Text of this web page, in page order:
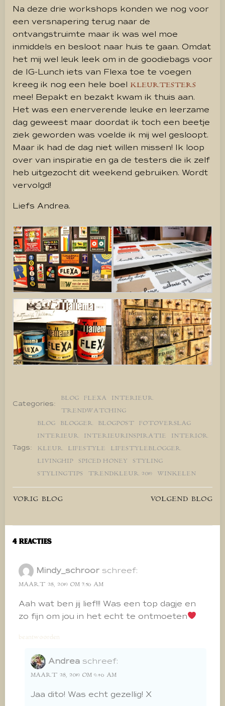
Na deze drie workshops konden we nog voor
een versnapering terug naar de
ontvangstruimte maar ik was wel moe
inmiddels en besloot naar huis te gaan. Omdat
het mij wel leuk leek om in de goodiebags voor
de IG-Lunch iets van Flexa toe te voegen
kreeg ik nog een hele boel KLEURTESTERS
mee! Bepakt en bezakt kwam ik thuis aan.
Het was een enerverende leuke en leerzame
dag geweest maar doordat ik toch een beetje
ziek geworden was voelde ik mij wel gesloopt.
Maar ik had de dag niet willen missen! Ik loop
over van inspiratie en ga de testers die ik zelf
heb uitgezocht dit weekend gebruiken. Wordt
vervolgd!
Liefs Andrea.
Categories:
BLOG FLEXA
INTERIEUR
TRENDWATCHING
Tags:
BLOG BLOGGER BLOGPOST
FOTOVERSLAG
INTERIEUR
INTERIEURINSPIRATIE
INTERIOR
KLEUR
LIFESTYLE
LIFESTYLEBLOGGER
LIVINGHIP
SPICED HONEY
STYLING
STYLINGTIPS
TRENDKLEUR 2019 WINKELEN
Bericht
navigatie
VORIG BLOG
Bericht
navigatie
VOLGEND BLOG
4 Reacties
Mindy_schroor schreef:
MAART 28, 2019 OM 7:56 AM
Aah wat ben jij lief!!! Was een top dagje en
zo fijn om jou in het echt te ontmoeten
beantwoorden
Andrea schreef:
MAART 28, 2019 OM 9:46 AM
Jaa dito! Was echt gezellig! X